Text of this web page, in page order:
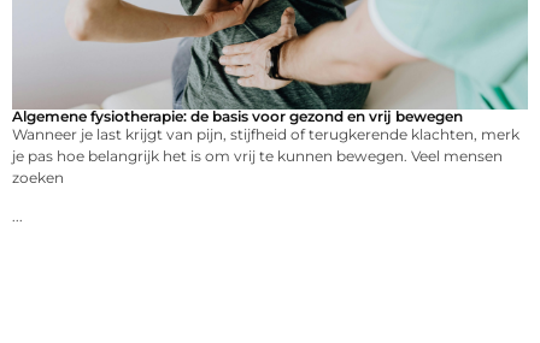
Algemene fysiotherapie: de basis voor gezond en vrij bewegen
Wanneer je last krijgt van pijn, stijfheid of terugkerende klachten, merk
je pas hoe belangrijk het is om vrij te kunnen bewegen. Veel mensen
zoeken
...